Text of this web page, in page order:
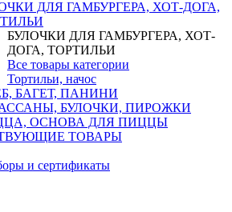
ДЛЯ ГАМБУРГЕРА, ХОТ-ДОГА,
БУЛОЧКИ ДЛЯ ГАМБУРГЕРА, ХОТ-
ДОГА, ТОРТИЛЬИ
Все товары категории
Тортильи, начос
БАГЕТ, ПАНИНИ
БУЛОЧКИ, ПИРОЖКИ
ОСНОВА ДЛЯ ПИЦЦЫ
ТОВАРЫ
и сертификаты